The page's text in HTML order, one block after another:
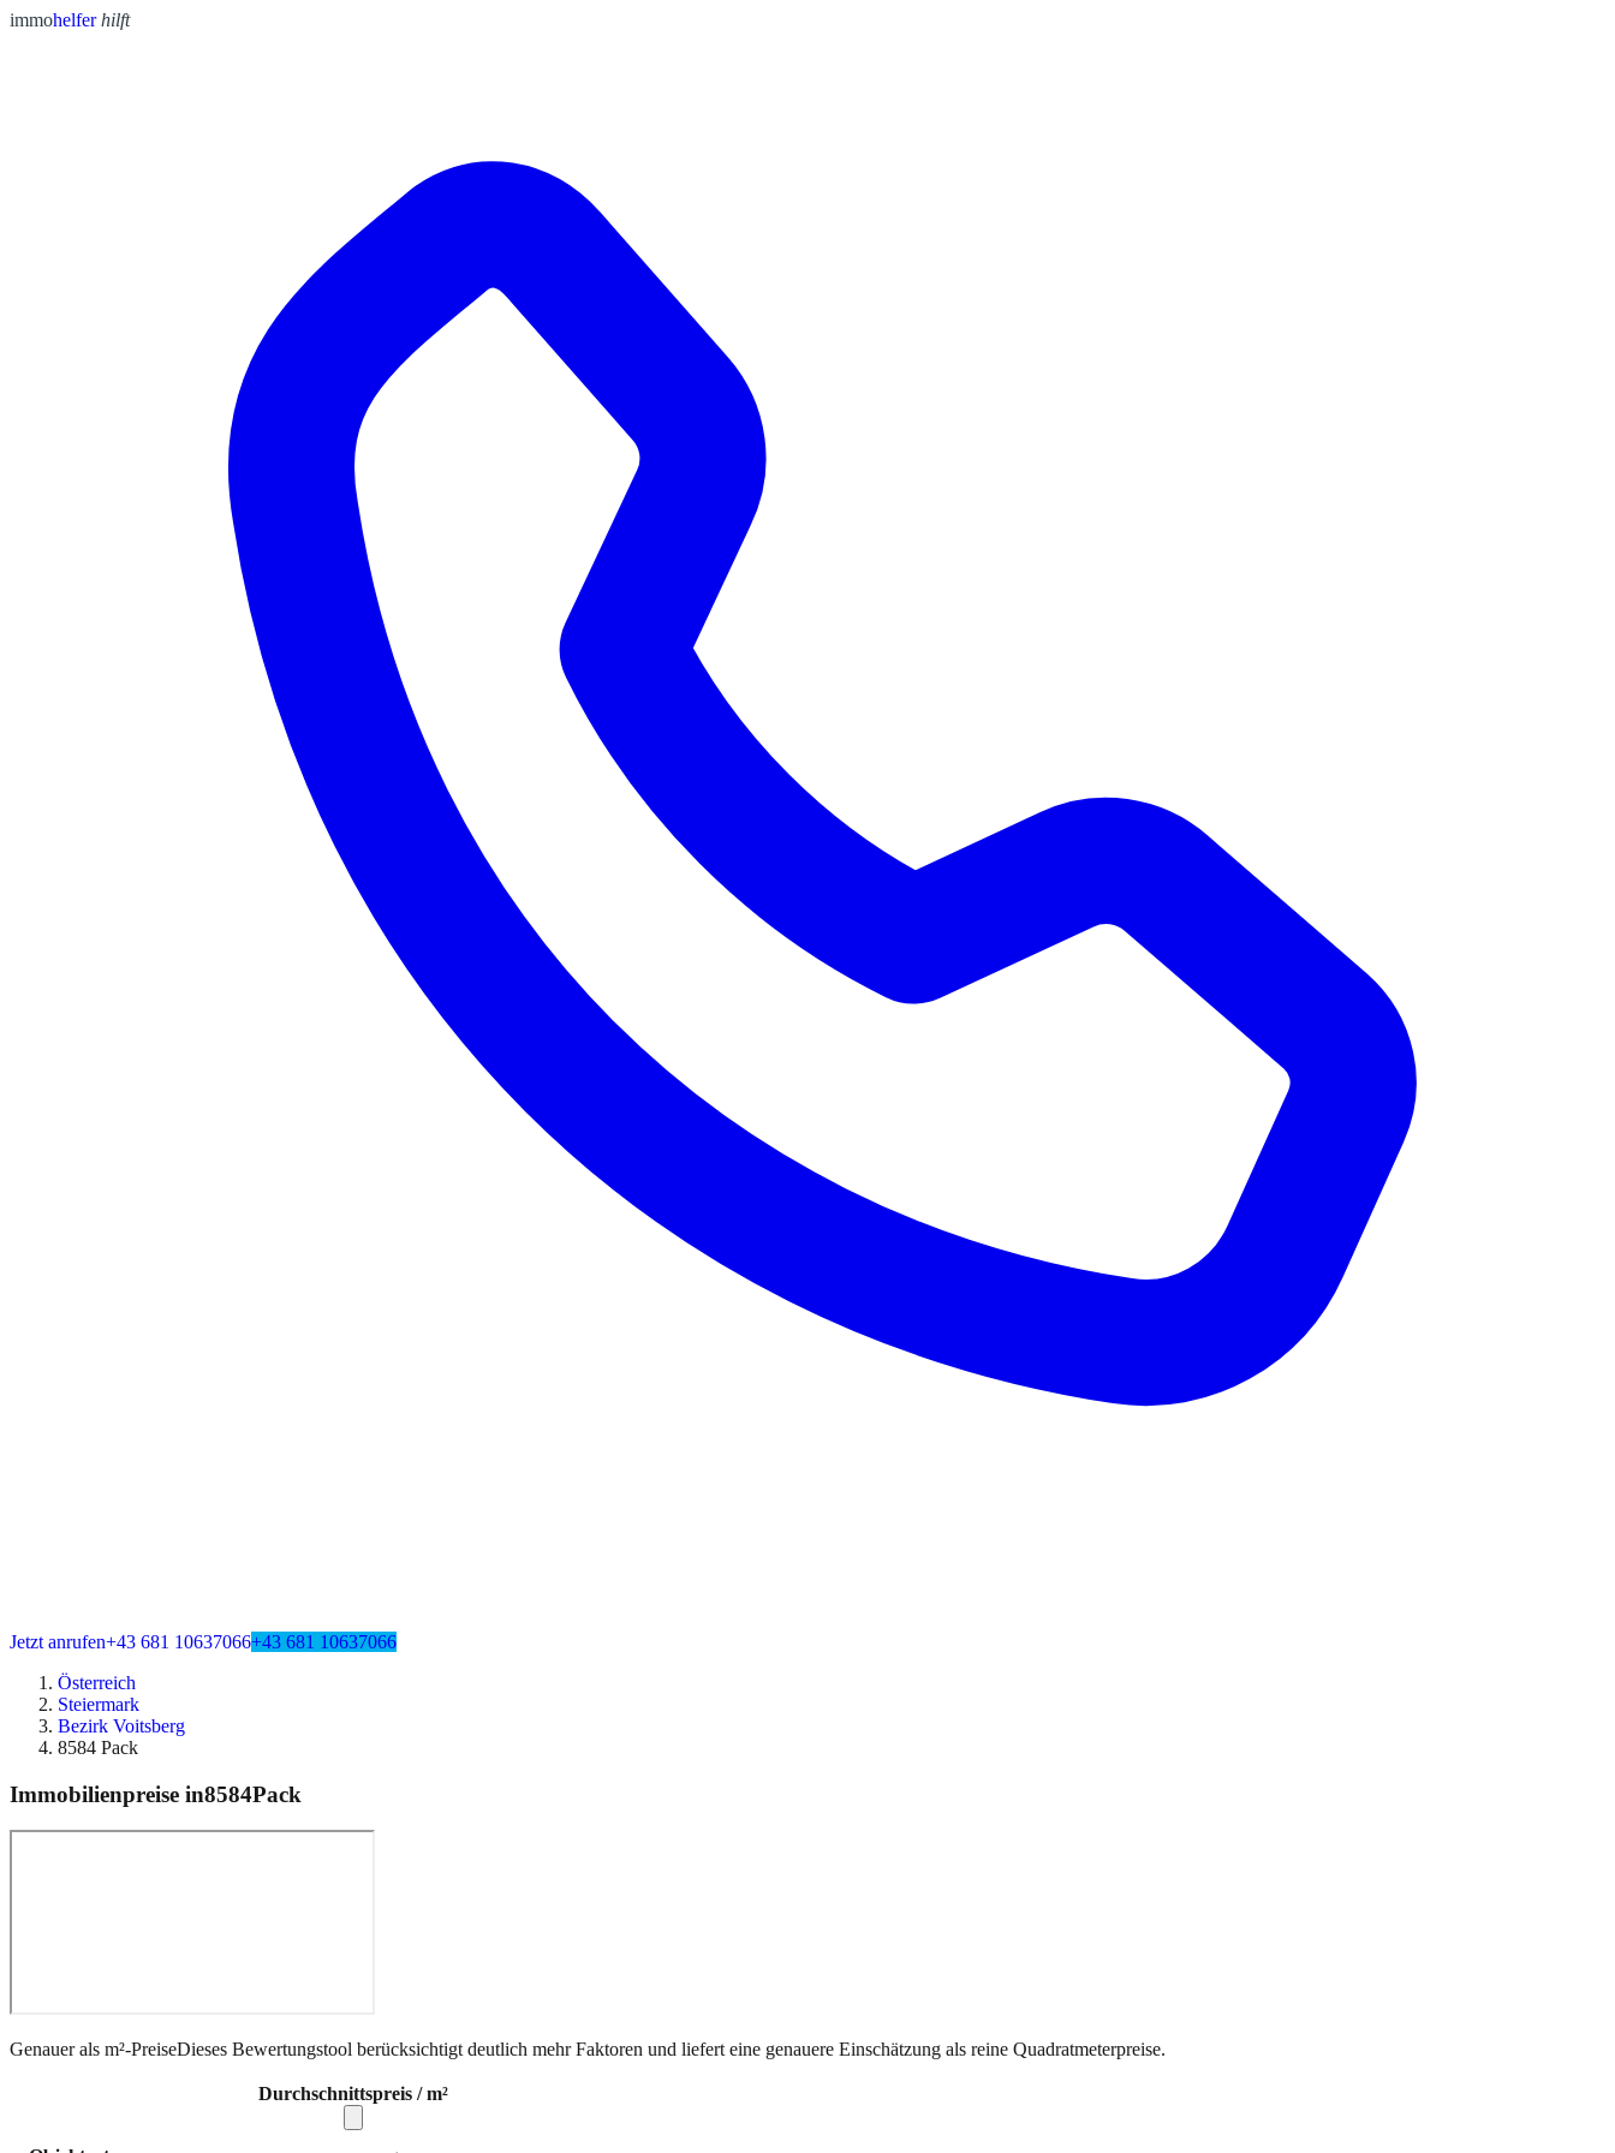
immohelfer hilft
Jetzt anrufen+43 681 10637066+43 681 10637066
Österreich
Steiermark
Bezirk Voitsberg
8584 Pack
Immobilienpreise in8584Pack
Genauer als m²-PreiseDieses Bewertungstool berücksichtigt deutlich mehr Faktoren und liefert eine genauere Einschätzung als reine Quadratmeterpreise.
Durchschnittspreis / m²